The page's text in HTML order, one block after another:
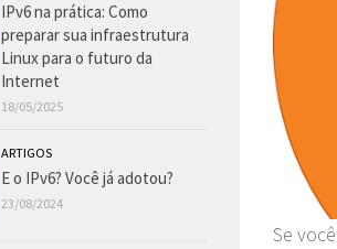
Se
IPv6 na prática: Como
preparar sua infraestrutura
Linux para o futuro da
Internet
18/05/2025
ARTIGOS
E o IPv6? Você já adotou?
23/08/2024